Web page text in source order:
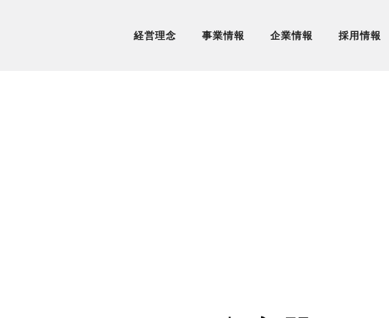
経営理念 事業情報 企業情報 採用情報